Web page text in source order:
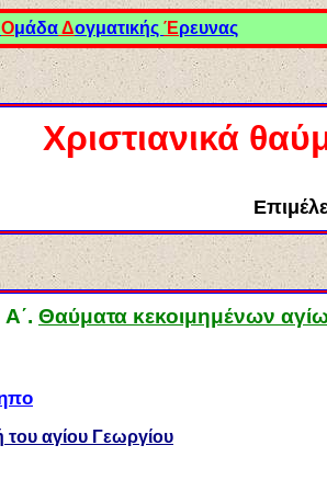
ΟμάδαΔογματικής Έρευνας
Χριστιανικά
Α΄. Θαύματα κεκοιμημένων
του αγίου Γεωργίου